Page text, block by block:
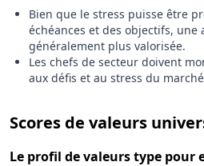
Bien que le stress puisse être
échéances et des objectifs,
généralement plus valorisée.
Les chefs de secteur doivent
aux défis et au stress du
Scores de valeurs
Le profil de valeurs type pour